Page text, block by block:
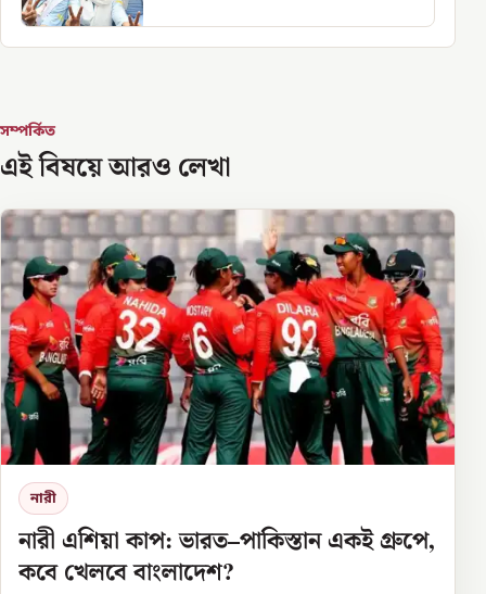
সম্পর্কিত
এই বিষয়ে আরও লেখা
নারী
নারী এশিয়া কাপ: ভারত–পাকিস্তান একই গ্রুপে,
কবে খেলবে বাংলাদেশ?